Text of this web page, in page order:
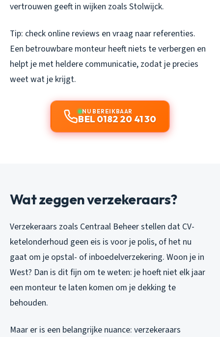
vertrouwen geeft in wijken zoals Stolwijck.
Tip: check online reviews en vraag naar referenties.
Een betrouwbare monteur heeft niets te verbergen en
helpt je met heldere communicatie, zodat je precies
weet wat je krijgt.
NU BEREIKBAAR
BEL 0182 20 41 30
Wat zeggen verzekeraars?
Verzekeraars zoals Centraal Beheer stellen dat CV-
ketelonderhoud geen eis is voor je polis, of het nu
gaat om je opstal- of inboedelverzekering. Woon je in
West? Dan is dit fijn om te weten: je hoeft niet elk jaar
een monteur te laten komen om je dekking te
behouden.
Maar er is een belangrijke nuance: verzekeraars